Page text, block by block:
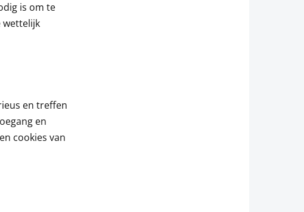
is om te
wettelijk
en treffen
en
cookies van